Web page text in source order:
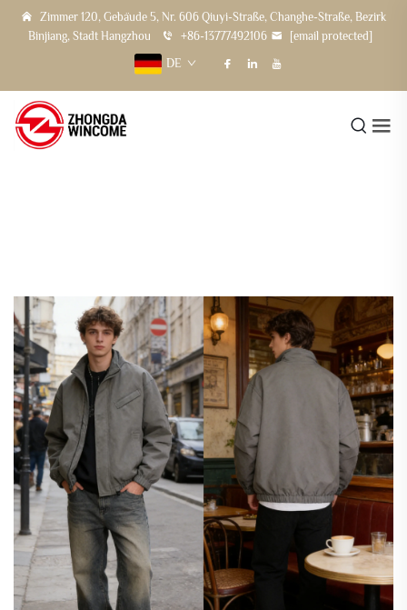
Zimmer 120, Gebäude 5, Nr. 606 Qiuyi-Straße, Changhe-Straße, Bezirk
Binjiang, Stadt Hangzhou
+86-13777492106
[email protected]
DE